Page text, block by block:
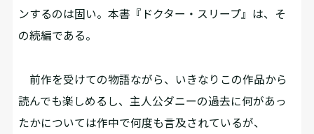
ンするのは固い。本書『ドクター・スリープ』は、そ
の続編である。
前作を受けての物語ながら、いきなりこの作品から
読んでも楽しめるし、主人公ダニーの過去に何があっ
たかについては作中で何度も言及されているが、